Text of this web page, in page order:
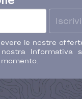
le nostre
Informativa